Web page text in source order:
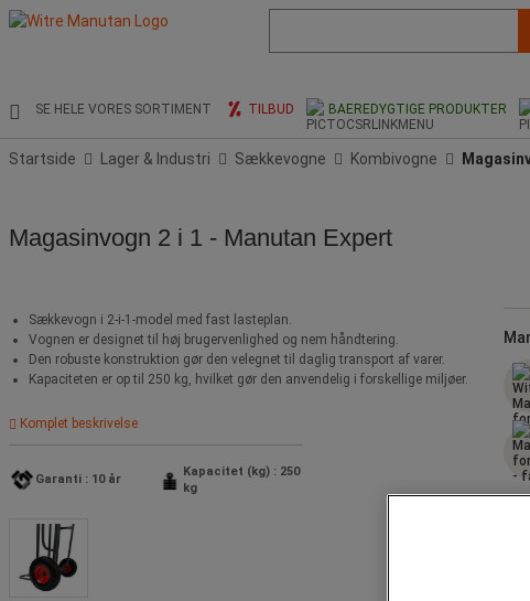
og
søgehistorik
SE HELE VORES SORTIMENT TILBUD BAEREDYGTIGE PRODUKTER
Startside Lager & Industri Sækkevogne Kombivogne
Magasinvogn 2 i 1 - Manutan Expert
Sækkevogn i 2-i-1-model med fast lasteplan.
Vognen er designet til høj brugervenlighed og nem håndtering.
Den robuste konstruktion gør den velegnet til daglig transport af varer.
Kapaciteten er op til 250 kg, hvilket gør den anvendelig i forskellige miljøer.
Komplet beskrivelse
Garanti : 10 år
Kapacitet (kg) : 250
kg